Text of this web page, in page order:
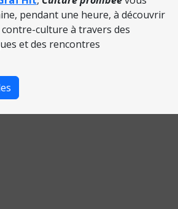
pendant une heure, à découvrir
culture à travers des
et des rencontres